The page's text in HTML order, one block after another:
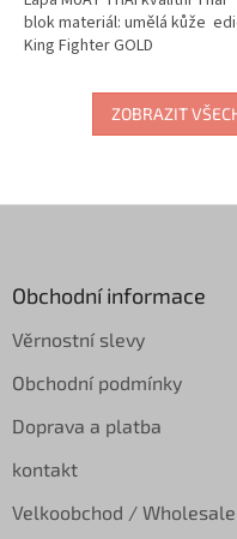
blok materiál: umělá kůže
King Fighter GOLD
ZOBRAZIT
Obchodní informace
Věrnostní slevy
Obchodní podmínky
Doprava a platba
kontakt
Velkoobchod / Wholesale